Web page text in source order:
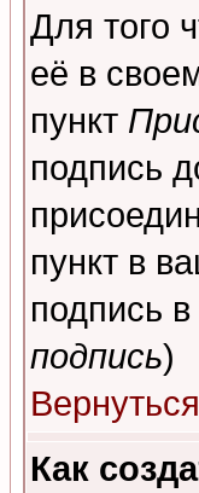
Для того
её в
пункт
подпись
пункт в
подпись
подпись)
Как